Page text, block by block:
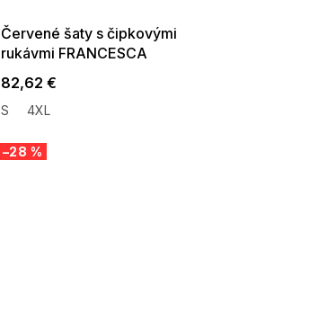
Červené šaty s čipkovými
rukávmi FRANCESCA
82,62 €
S 4XL
–28 %